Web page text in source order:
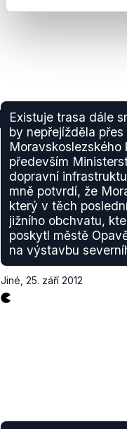
Existuje trasa dále
by nepřejížděla
především
dopravní
mně potvrdí, že
který v těch
jižního obchvatu,
poskytl městě
na výstavbu
Jiné 25. září 2012